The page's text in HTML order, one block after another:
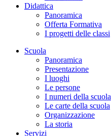
Didattica
Panoramica
Offerta Formativa
I progetti delle classi
Scuola
Panoramica
Presentazione
I luoghi
Le persone
I numeri della scuola
Le carte della scuola
Organizzazione
La storia
Servizi